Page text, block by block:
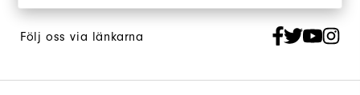
Följ oss via länkarna